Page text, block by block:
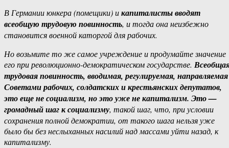
В Германии юнкера (помещики) икапиталисты вводят
всеобщую трудовую повинность, и тогда она неизбежно
становится военной каторгой для рабочих.
Но возьмите то же самое учреждение и продумайте значение
его при революционно-демократическом государстве.
трудовая повинность, вводимая, регулируемая, направляемая
Советами рабочих, солдатских и крестьянских депутатов,
это еще не социализм, но это уже не капитализм. Это —
громадный шаг к социализму, такой шаг, что, при условии
сохранения полной демократии, от такого шага нельзя уже
было бы без неслыханных насилий над массами уйти назад, к
капитализму.